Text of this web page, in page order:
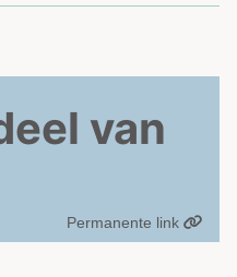
van
Permanente link